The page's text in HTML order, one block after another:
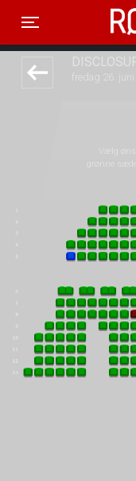
Toggle
fredag 26. juni
Vælg
grønne